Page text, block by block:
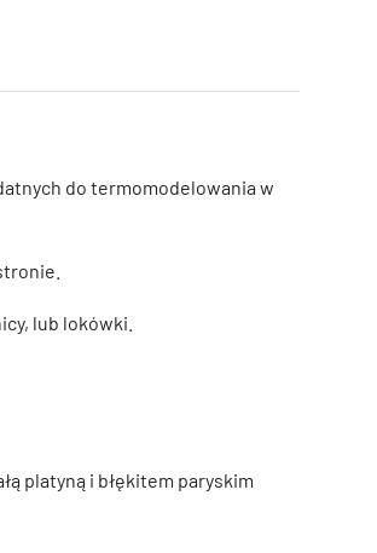
do termomodelowania w
lub lokówki.
platyną i błękitem paryskim